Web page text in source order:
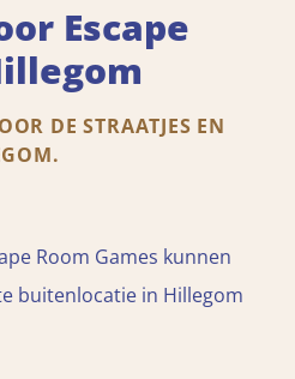
Escape
DE STRAATJES EN
Room Games kunnen
buitenlocatie in Hillegom